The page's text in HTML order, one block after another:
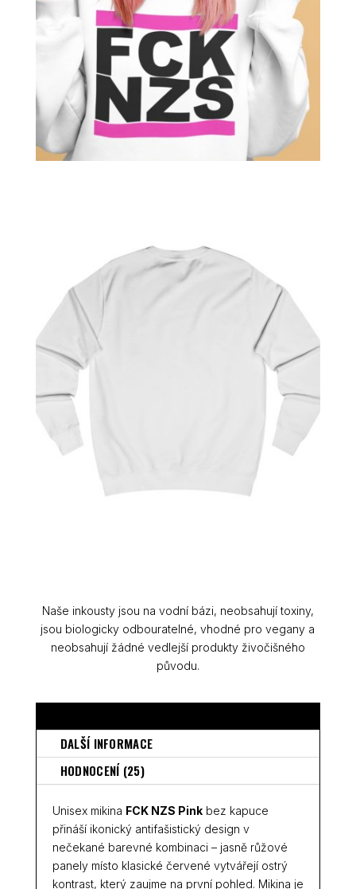
Naše inkousty jsou na vodní bázi, neobsahují toxiny,
jsou biologicky odbouratelné, vhodné pro vegany a
neobsahují žádné vedlejší produkty živočišného
původu.
DALŠÍ INFORMACE
HODNOCENÍ (25)
Unisex mikina FCK NZS Pinkbez kapuce
přináší ikonický antifašistický design v
nečekané barevné kombinaci – jasně růžové
panely místo klasické červené vytvářejí ostrý
kontrast, který zaujme na první pohled. Mikina je